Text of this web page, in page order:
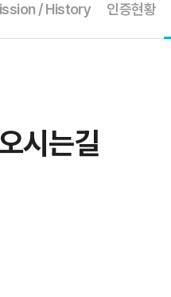
/ History 인증현황
시는길